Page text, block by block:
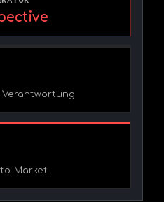
Verantwortung
to-Market